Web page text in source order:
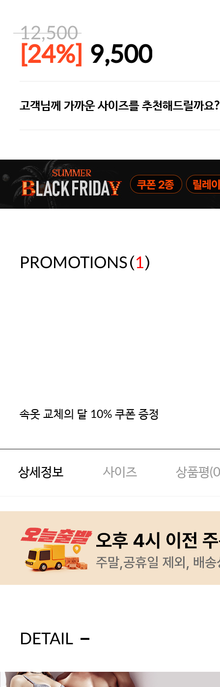
12,500
[24%] 9,500
[썸머블프] 1만원 할인 쿠폰(8.1~31)
속옷 교체 10% 쿠폰(8.1~31)/7만
고객님께 가까운 사이즈를 추천해드릴까요?
PROMOTIONS(1)
속옷 교체의 달 10% 쿠폰 증정
상세정보 사이즈 상품평(0
DETAIL